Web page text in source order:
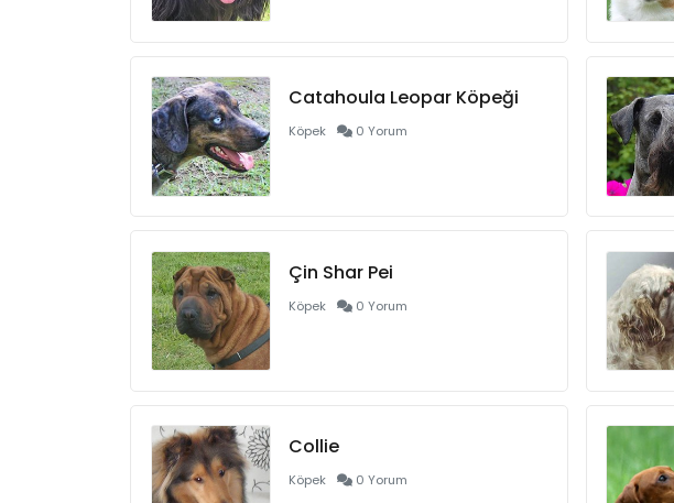
Catahoula Leopar Köpeği
Köpek 0 Yorum
Çin Shar Pei
Köpek 0 Yorum
Collie
Köpek 0 Yorum